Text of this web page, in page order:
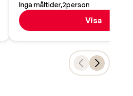
Inga måltider 2person
Visa